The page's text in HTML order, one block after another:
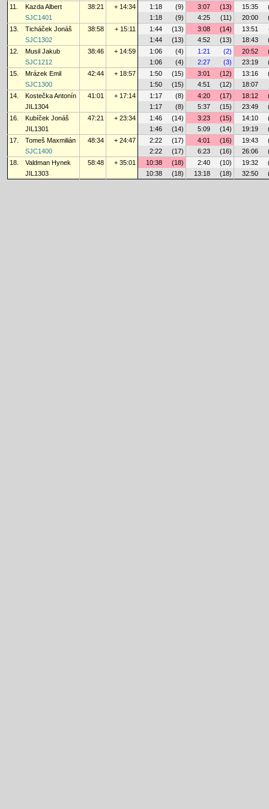
11.
Kazda Albert 38:21 + 14:34 1:18 (9) 3:07 (13) 15:35
SJC1401
1:18 (9) 4:25 (11) 20:00
13.
Ticháček Jonáš 38:58 + 15:11 1:44 (13) 3:08 (14) 13:51
SJC1302
1:44 (13) 4:52 (13) 18:43
12.
Musil Jakub 38:46 + 14:59 1:06 (4) 1:21 (2) 20:52
SJC1212
1:06 (4) 2:27 (3) 23:19
15.
Mrázek Emil 42:44 + 18:57 1:50 (15) 3:01 (12) 13:16
SJC1300
1:50 (15) 4:51 (12)
18:07
14.
Kostečka Antonín 41:01 + 17:14 1:17 (8) 4:20 (17) 18:12
JIL1304
1:17 (8) 5:37 (15) 23:49
16.
Kubíček Jonáš 47:21 + 23:34 1:46 (14) 3:23 (15) 14:10
JIL1301
1:46 (14) 5:09 (14) 19:19
17.
Tomeš Maxmilián 48:34 + 24:47 2:22 (17) 4:01 (16) 19:43
SJC1400
2:22 (17) 6:23 (16) 26:06
18.
Valdman Hynek 58:48 + 35:01 10:38 (18) 2:40 (10) 19:32
JIL1303
10:38 (18) 13:18 (18) 32:50